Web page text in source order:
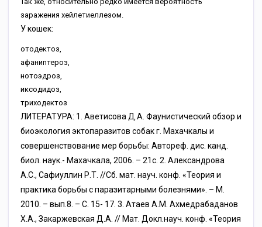
заражения хейлетиеллезом.
У кошек:
отодектоз,
афаниптероз,
нотоэдроз,
иксодидоз,
триходектоз
ЛИТЕРАТУРА: 1. Аветисова Д.А. Фаунистический обзор и
биоэкология эктопаразитов собак г. Махачкалы и
совершенствование мер борьбы: Автореф. дис. канд.
биол. наук.- Махачкала, 2006. – 21с. 2. Александрова
А.С., Сафиуллин Р.Т. //Сб. мат. науч. конф. «Теория и
практика борьбы с паразитарными болезнями». – М.
2010. – вып.8. – С. 15- 17. 3. Атаев А.М. Ахмедрабаданов
Х.А., Закаржевская Д.А. // Мат. Докл.науч. конф. «Теория